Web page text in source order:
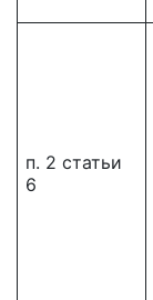
п. 2 статьи
6